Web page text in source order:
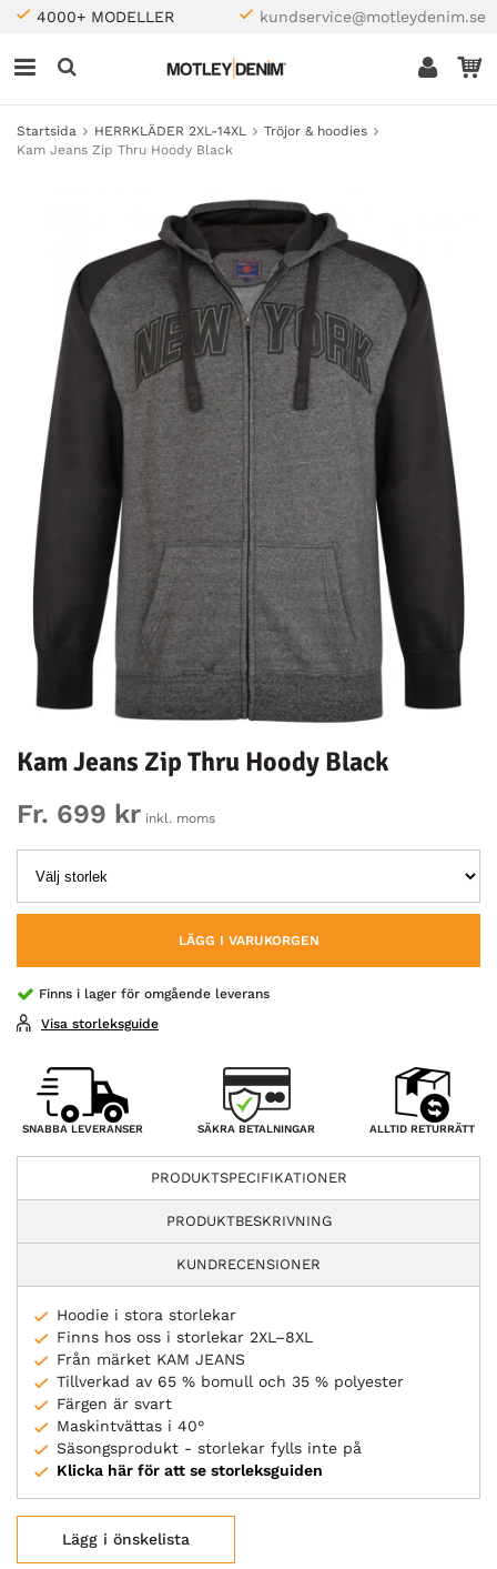
4000+ MODELLER kundservice@motleydenim.se
Startsida HERRKLÄDER 2XL-14XL
Tröjor & hoodies
Kam Jeans Zip Thru Hoody Black
Kam Jeans Zip Thru Hoody Black
Fr. 699 kr inkl. moms
LÄGG I VARUKORGEN
Finns i lager för omgående leverans
Visa storleksguide
SNABBA LEVERANSER SÄKRA BETALNINGAR ALLTID RETURRÄTT
PRODUKTSPECIFIKATIONER
PRODUKTBESKRIVNING
KUNDRECENSIONER
Hoodie i stora storlekar
Finns hos oss i storlekar 2XL–8XL
Från märket KAM JEANS
Tillverkad av 65 % bomull och 35 % polyester
Färgen är svart
Maskintvättas i 40°
Säsongsprodukt - storlekar fylls inte på
Klicka här för att se storleksguiden
Lägg i önskelista